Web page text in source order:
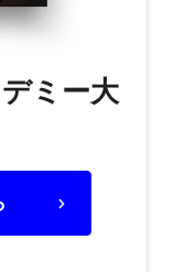
ミー大